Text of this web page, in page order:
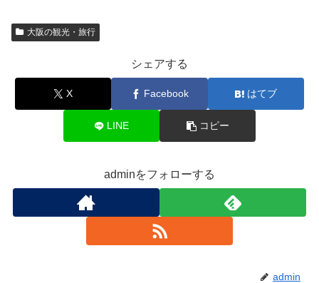
大阪の観光・旅行
シェアする
X Facebook はてブ
LINE コピー
adminをフォローする
admin